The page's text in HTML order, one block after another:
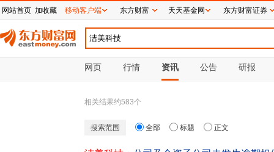
网页 行情 资讯 公告 研报
相关结果约583个
搜索范围 全部 标题 正文
网站首页 加收藏 移动客户端 东方财富 天天基金网 东方财富证券